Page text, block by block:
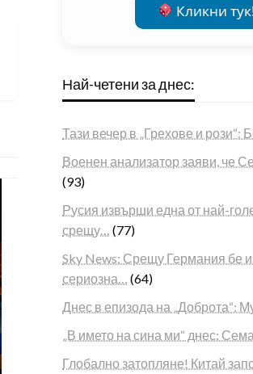
Кликни
Най-четени за днес:
Тази вечер в „Грехове и рози“:
Военен анализатор заяви, че
(93)
Русия извърши една от най-
срещу…
(77)
Sky News: Срещу Германия бе
сериозна…
(64)
Днес в епизода на „Доброта“:
„В името на сина ми“ днес:
Глобално затопляне! Китай